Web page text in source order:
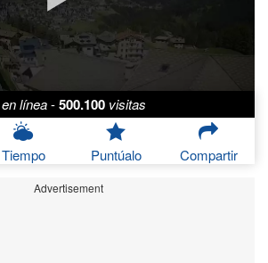
en línea-500.100 visitas
Tiempo Puntúalo Compartir
Advertisement